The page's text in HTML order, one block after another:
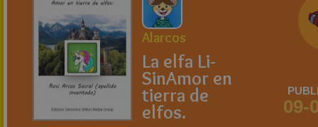
Alarcos
La elfa Li-
SinAmor en
tierra de
elfos. 09-